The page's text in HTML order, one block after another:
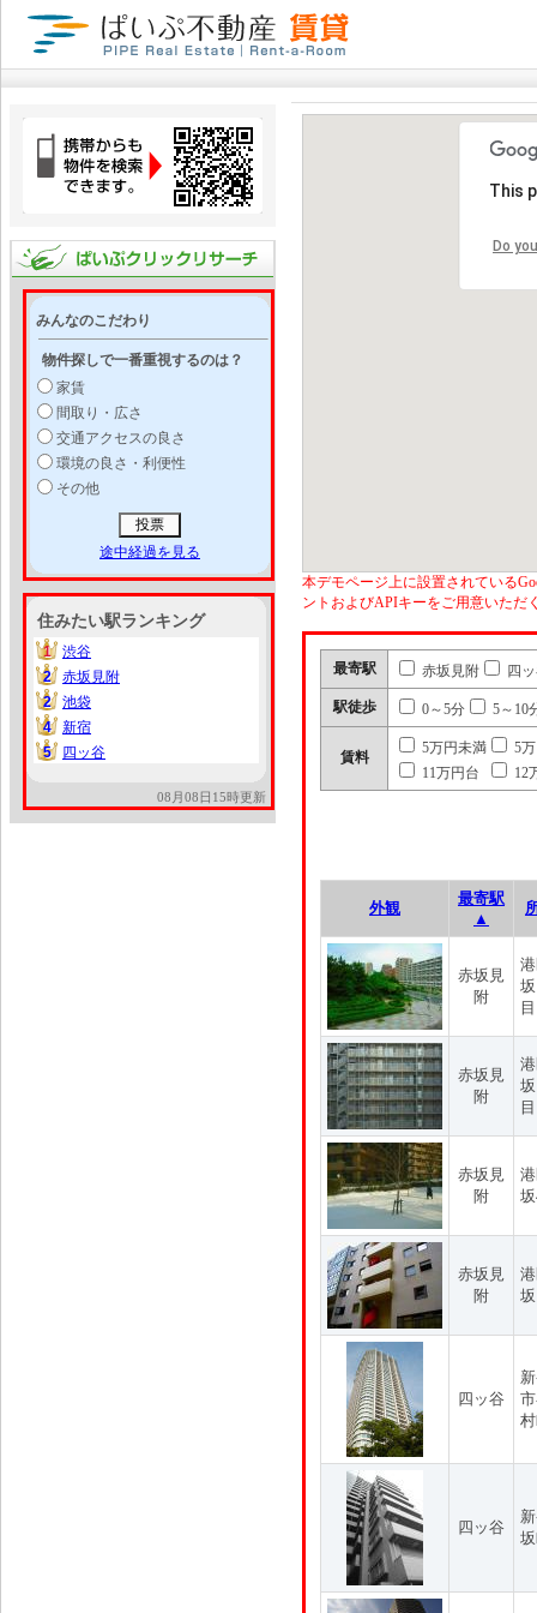
みんなのこだわり
物件探しで一番重視するのは？
家賃
間取り・広さ
交通アクセスの良さ
環境の良さ・利便性
その他
途中経過を見る
住みたい駅ランキング
1
1
渋谷
2
2
赤坂見附
2
2
池袋
4
4
新宿
5
5 四ッ谷
08月08日15時更新
This
Do
本デモページ上に設置されている
ントおよびAPIキーをご用意いただ
最寄駅 赤坂見附 四
駅徒歩 0～5分 5～10
賃料
5万円未満
5
11万円台
12
外観
最寄駅
▲
赤坂見
附
目
赤坂見
附
目
赤坂見
附
赤坂見
附
四ッ谷
四ッ谷